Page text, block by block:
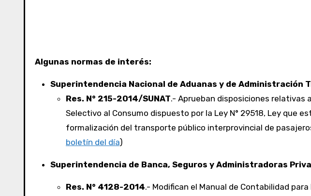
Algunas normas de interés:
Superintendencia Nacional de Aduanas y de Administración
Res. N° 215-2014/SUNAT.- Aprueban disposiciones relativas
Selectivo al Consumo dispuesto por la Ley N° 29518, Ley que
formalización del transporte público interprovincial de
boletín del día)
Superintendencia de Banca, Seguros y Administradoras
Res. N° 4128-2014.- Modifican el Manual de Contabilidad